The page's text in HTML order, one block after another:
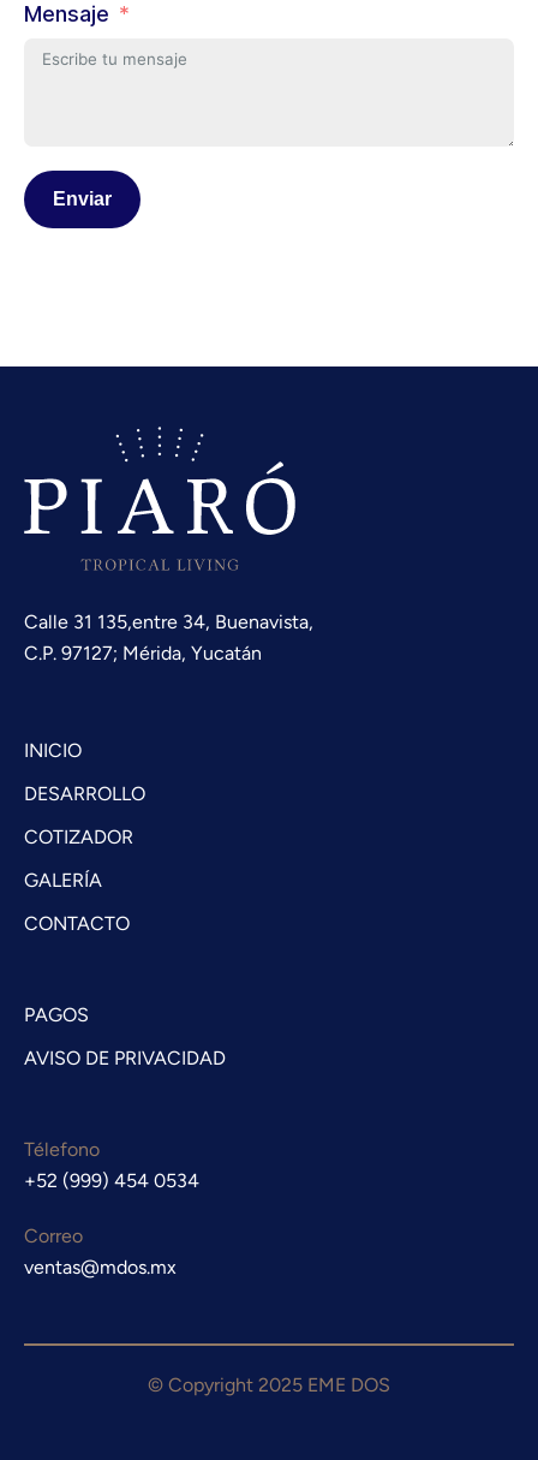
Mensaje
Enviar
Calle 31 135,entre 34, Buenavista,
C.P. 97127; Mérida, Yucatán
INICIO
DESARROLLO
COTIZADOR
GALERÍA
CONTACTO
PAGOS
AVISO DE PRIVACIDAD
Télefono
+52 (999) 454 0534
Correo
ventas@mdos.mx
© Copyright 2025 EME DOS